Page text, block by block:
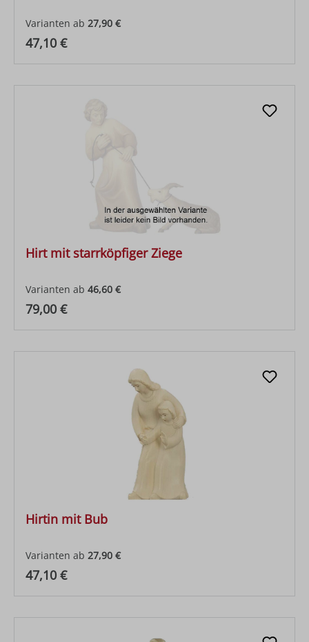
Varianten ab 27,90 €
Regulärer Preis:
47,10 €
Hirt mit starrköpfiger Ziege
Varianten ab 46,60 €
Regulärer Preis:
79,00 €
Hirtin mit Bub
Varianten ab 27,90 €
Regulärer Preis:
47,10 €